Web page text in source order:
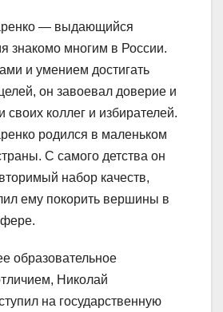
— выдающийся
знакомо многим в России.
и умением достигать
он завоевал доверие и
своих коллег и избирателей.
родился в маленьком
С самого детства он
набор качеств,
ему покорить вершины в
образовательное
Николай
на государственную